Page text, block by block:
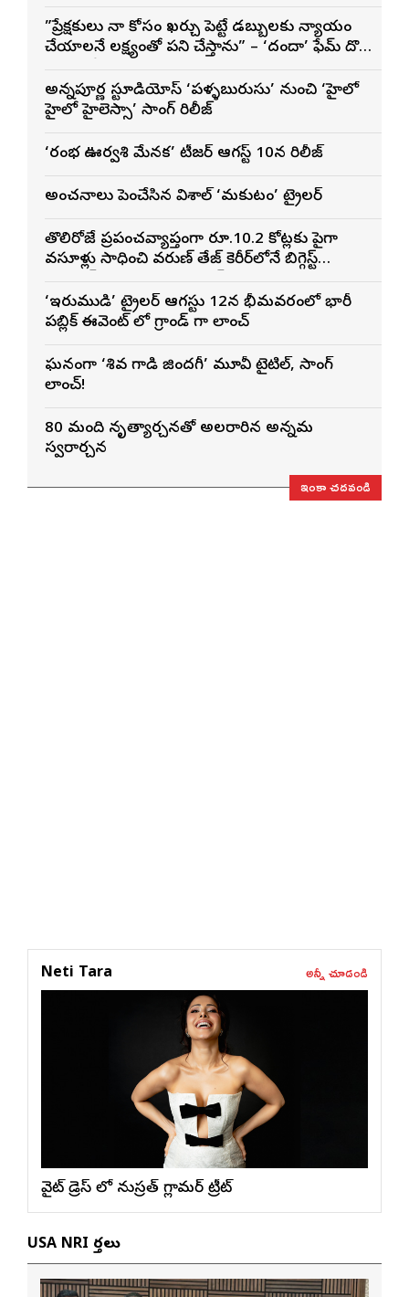
”ప్రేక్షకులు నా కోసం ఖర్చు పెట్టే డబ్బులకు న్యాయం
చేయాలనే లక్ష్యంతో పని చేస్తాను” – ‘దందా’ ఫేమ్ దొర
అన్నపూర్ణ స్టూడియోస్ ‘పళ్ళబురుసు’ నుంచి ‘హైలో
హైలో హైలెస్సా’ సాంగ్ రిలీజ్
‘రంభ ఊర్వశి మేనక’ టీజర్ ఆగస్ట్ 10న రిలీజ్
అంచనాలు పెంచేసిన విశాల్ ‘మకుటం’ ట్రైలర్
తొలిరోజే ప్రపంచవ్యాప్తంగా రూ.10.2 కోట్లకు పైగా
వసూళ్లు సాధించి వరుణ్ తేజ్ కెరీర్‌లోనే బిగ్గెస్ట్
‘ఇరుముడి’ ట్రైలర్ ఆగస్టు 12న భీమవరంలో భారీ
పబ్లిక్ ఈవెంట్ లో గ్రాండ్ గా లాంచ్
ఘనంగా ‘శివ గాడి జింద‌గీ’ మూవీ టైటిల్, సాంగ్
లాంచ్!
80 మంది నృత్యార్చనతో అలరారిన అన్నమ
స్వరార్చన
ఇంకా చదవండి
Neti Tara అన్నీ చూడండి
వైట్ డ్రెస్ లో నుస్ర‌త్ గ్లామ‌ర్ ట్రీట్
USA NRI వార్తలు